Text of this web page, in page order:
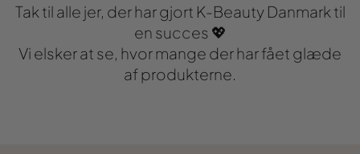
Tak til alle jer, der har gjort K-Beauty Danmark til
en succes 💖
Vi elsker at se, hvor mange der har fået glæde
af produkterne.